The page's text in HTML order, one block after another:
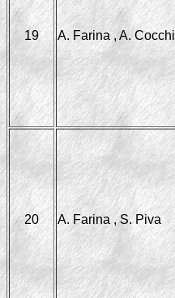
19 A. Farina , A. Cocchi
20 A. Farina , S. Piva